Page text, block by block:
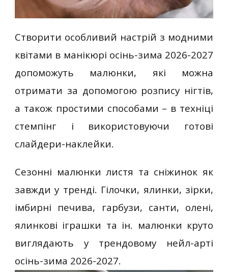
Створити особливий настрій з модними
квітами в манікюрі осінь-зима 2026-2027
допоможуть малюнки, які можна
отримати за допомогою розпису нігтів,
а також простими способами – в техніці
стемпінг і використовуючи готові
слайдери-наклейки.
Сезонні малюнки листя та сніжинок як
завжди у тренді. Гілочки, ялинки, зірки,
імбирні печива, гарбузи, санти, олені,
ялинкові іграшки та ін. малюнки круто
виглядають у трендовому нейл-арті
осінь-зима 2026-2027.